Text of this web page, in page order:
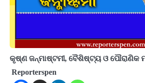
କୃଷ୍ଣ ଜନ୍ମାଷ୍ଟମୀ, ବୈଶିଷ୍ଟ୍ୟ ଓ ପୌରାଣିକ
Reporterspen